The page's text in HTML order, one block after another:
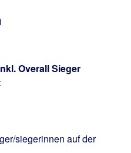
Overall Sieger
siegerinnen auf der